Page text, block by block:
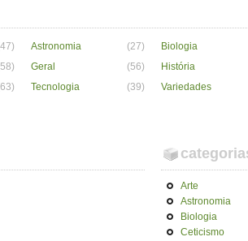
Astronomia (27)
Biologia
Geral (56)
História
Tecnologia (39) Variedades
Arte
Astronomia
Biologia
Ceticismo